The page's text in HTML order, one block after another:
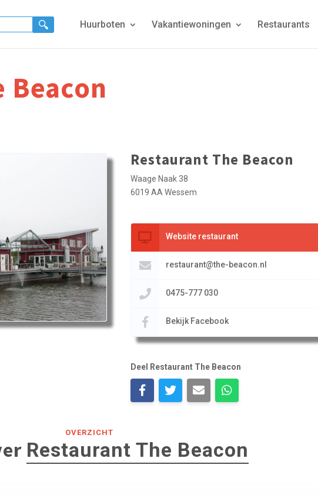
Huurboten Vakantiewoningen Restaurants
Beacon
Restaurant The Beacon
Waage Naak 38
6019 AA Wessem
Website restaurant
restaurant@the-beacon.nl
0475-777 030
Bekijk Facebook
Deel Restaurant The Beacon
OVERZICHT
Restaurant The Beacon